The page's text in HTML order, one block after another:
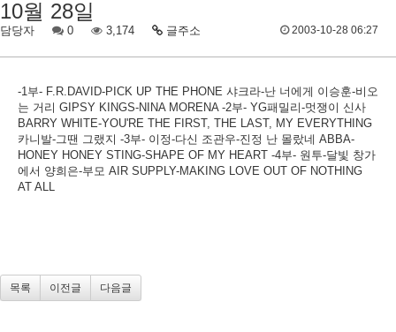
10월 28일
담당자 0 3,174 글주소 2003-10-28 06:27
-1부- F.R.DAVID-PICK UP THE PHONE 샤크라-난 너에게 이승훈-비오
는 거리 GIPSY KINGS-NINA MORENA -2부- YG패밀리-멋쟁이 신사
BARRY WHITE-YOU'RE THE FIRST, THE LAST, MY EVERYTHING
카니발-그땐 그랬지 -3부- 이정-다신 조관우-진정 난 몰랐네 ABBA-
HONEY HONEY STING-SHAPE OF MY HEART -4부- 원투-달빛 창가
에서 양희은-부모 AIR SUPPLY-MAKING LOVE OUT OF NOTHING
AT ALL
목록 이전글 다음글